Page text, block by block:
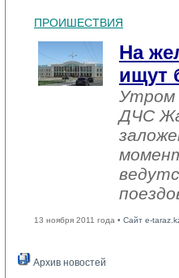
ПРОИШЕСТВИЯ
На
ищут
Утром
ДЧС
13 ноября 2011 года • Сайт e-
Архив новостей